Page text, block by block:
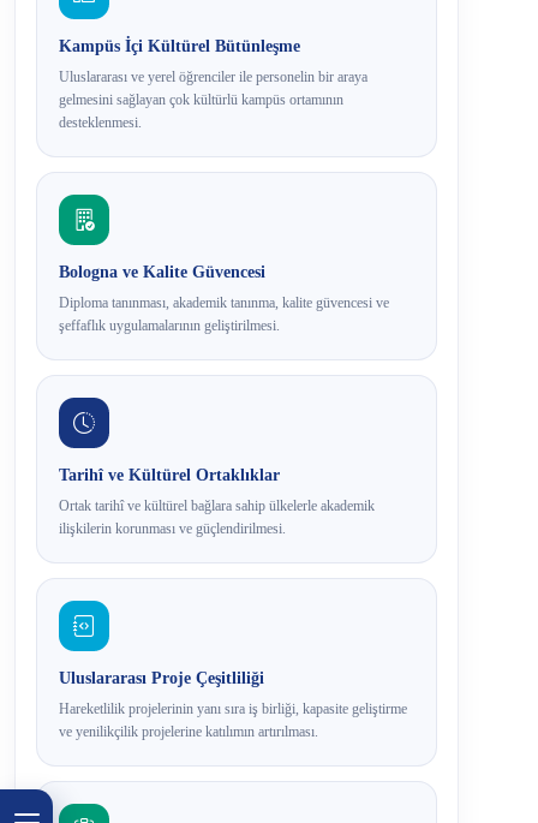
Kampüs İçi Kültürel Bütünleşme
Uluslararası ve yerel öğrenciler ile personelin bir araya
gelmesini sağlayan çok kültürlü kampüs ortamının
desteklenmesi.
Bologna ve Kalite Güvencesi
Diploma tanınması, akademik tanınma, kalite güvencesi ve
şeffaflık uygulamalarının geliştirilmesi.
Tarihî ve Kültürel Ortaklıklar
Ortak tarihî ve kültürel bağlara sahip ülkelerle akademik
ilişkilerin korunması ve güçlendirilmesi.
Uluslararası Proje Çeşitliliği
Hareketlilik projelerinin yanı sıra iş birliği, kapasite geliştirme
ve yenilikçilik projelerine katılımın artırılması.